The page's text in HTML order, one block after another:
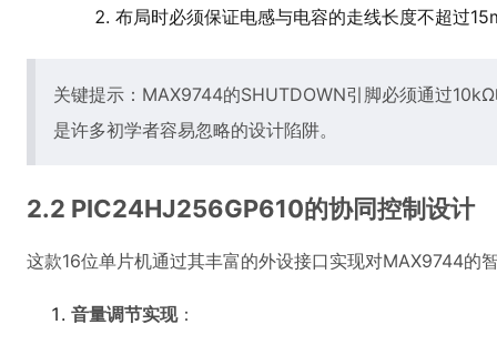
布局时必须保证电感与电容的走线长度不超过
关键提示：MAX9744的SHUTDOWN引脚必须通过
是许多初学者容易忽略的设计陷阱。
2.2 PIC24HJ256GP610的协同控制设计
这款16位单片机通过其丰富的外设接口实现对MAX9744的
音量调节实现：